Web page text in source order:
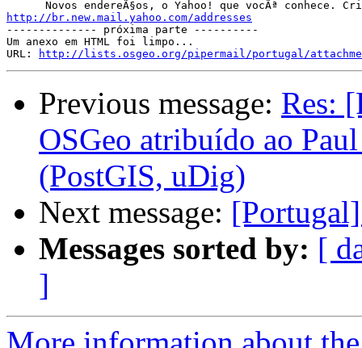
http://br.new.mail.yahoo.com/addresses
-------------- próxima parte ----------
Um anexo em HTML foi limpo...
URL:
http://lists.osgeo.org/pipermail/portugal/
Previous message: Res:
OSGeo atribuído ao
(PostGIS, uDig)
Next message:
Messages sorted by: [
]